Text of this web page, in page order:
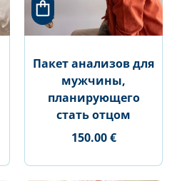
Пакет анализов для
мужчины,
планирующего
стать отцом
150.00 €